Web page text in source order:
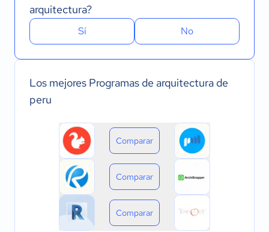
arquitectura?
Sí No
Los mejores Programas de arquitectura de
peru
Comparar
Comparar
Comparar